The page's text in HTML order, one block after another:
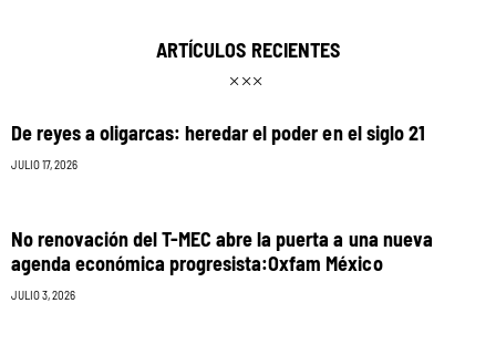
ARTÍCULOS RECIENTES
De reyes a oligarcas: heredar el poder en el siglo 21
JULIO 17, 2026
No renovación del T-MEC abre la puerta a una nueva
agenda económica progresista:Oxfam México
JULIO 3, 2026